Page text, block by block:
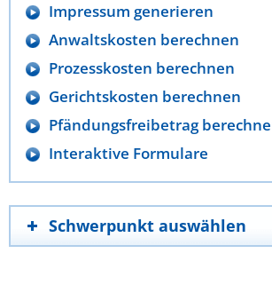
Impressum generieren
Anwaltskosten berechnen
Prozesskosten berechnen
Gerichtskosten berechnen
Pfändungsfreibetrag
Interaktive Formulare
Schwerpunkt auswählen